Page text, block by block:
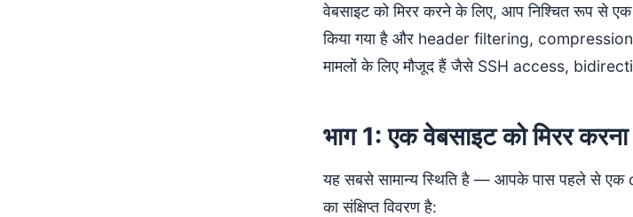
वेबसाइट को मिरर करने के लिए, आप निश्चित रूप से एक
किया गया है और header filtering,
मामलों के लिए मौजूद हैं जैसे SSH access,
भाग 1: एक वेबसाइट को मिरर करना
यह सबसे सामान्य स्थिति है — आपके पास पहले से एक
का संक्षिप्त विवरण है: